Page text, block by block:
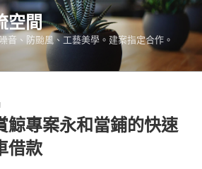
空間
音、防颱風、工藝美學。建案指定合作。
鯨專案永和當鋪的快速
借款